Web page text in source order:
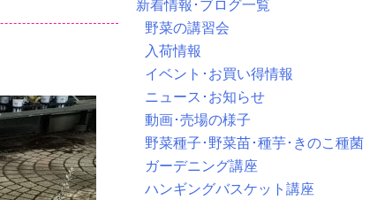
野菜の講習会
入荷情報
イベント･お買い得情報
ニュース･お知らせ
動画･売場の様子
野菜種子･野菜苗･種芋･きのこ種菌
ガーデニング講座
ハンギングバスケット講座